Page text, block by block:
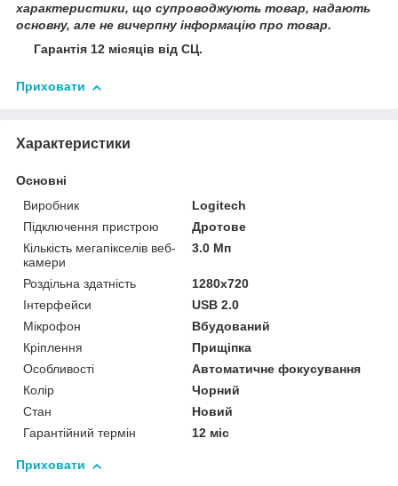
характеристики, що супроводжують товар, надають
основну, але не вичерпну інформацію про товар.
Гарантія 12 місяців від СЦ.
Приховати
Характеристики
Основні
Виробник
Logitech
Підключення пристрою
Дротове
Кількість мегапікселів веб-
камери
3.0 Мп
Роздільна здатність
1280x720
Інтерфейси
USB 2.0
Мікрофон
Вбудований
Кріплення
Прищіпка
Особливості
Автоматичне фокусування
Колір
Чорний
Стан
Новий
Гарантійний термін
12 міс
Приховати